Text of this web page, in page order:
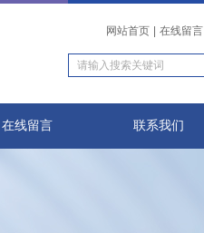
网站首页 在线留言
在线留言 联系我们